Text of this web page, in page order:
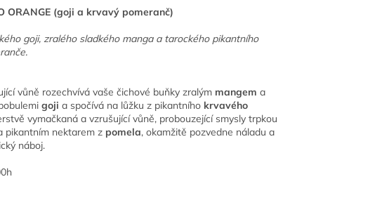
ORANGE (goji a krvavý pomeranč)
goji, zralého sladkého manga a tarockého pikantního
vůně rozechvívá vaše čichové buňky zralým mangem a
goji a spočívá na lůžku z pikantního krvavého
vymačkaná a vzrušující vůně, probouzející smysly trpkou
pikantním nektarem z pomela, okamžitě pozvedne náladu a
náboj.